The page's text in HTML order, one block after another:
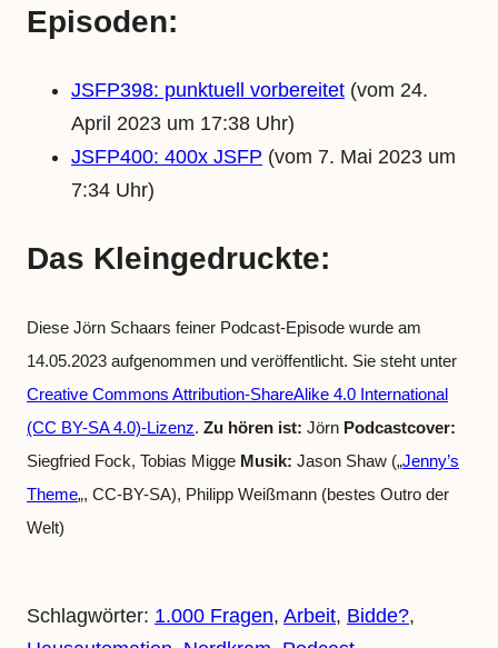
Episoden:
JSFP398: punktuell vorbereitet (vom 24.
April 2023 um 17:38 Uhr)
JSFP400: 400x JSFP (vom 7. Mai 2023 um
7:34 Uhr)
Das Kleingedruckte:
Diese Jörn Schaars feiner Podcast-Episode wurde am
14.05.2023 aufgenommen und veröffentlicht. Sie steht unter
Creative Commons Attribution-ShareAlike 4.0 International
(CC BY-SA 4.0)-Lizenz. Zu hören ist: Jörn Podcastcover:
Siegfried Fock, Tobias Migge Musik: Jason Shaw („Jenny’s
Theme„, CC-BY-SA), Philipp Weißmann (bestes Outro der
Welt)
Schlagwörter: 1.000 Fragen, Arbeit, Bidde?